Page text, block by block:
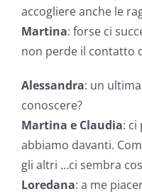
accogliere anche le
Martina: forse ci
non perde il contatto
Alessandra: un
conoscere?
Martina e Claudia: ci
abbiamo davanti.
gli altri …ci sembra
Loredana: a me